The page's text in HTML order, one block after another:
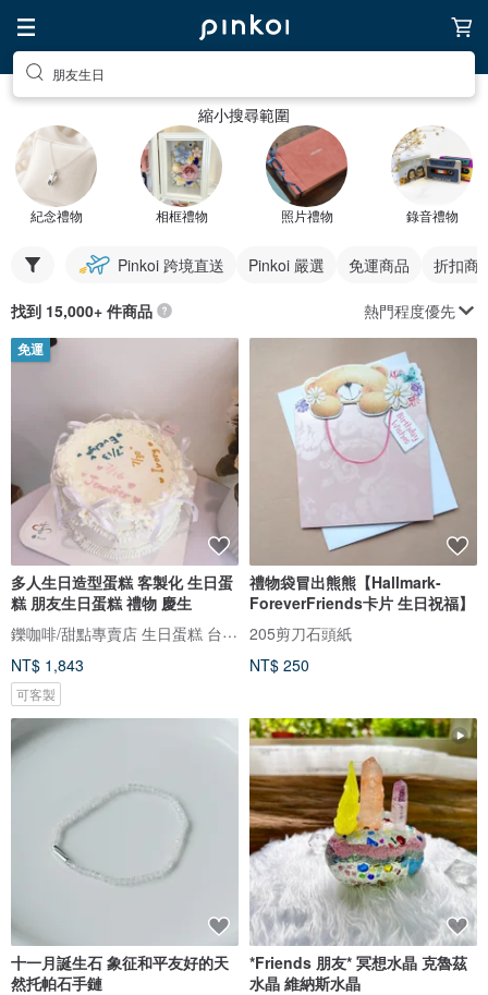
朋友生日
縮小搜尋範圍
紀念禮物 相框禮物 照片禮物 錄音禮物
Pinkoi 跨境直送 Pinkoi 嚴選 免運商品 折扣商
找到 15,000+ 件商品 熱門程度優先
免運
多人生日造型蛋糕 客製化 生日蛋
糕 朋友生日蛋糕 禮物 慶生
鑠咖啡/甜點專賣店 生日蛋糕 台北 中山/松山 咖啡課程教學 客製化蛋糕
NT$ 1,843
可客製
禮物袋冒出熊熊【Hallmark-
ForeverFriends卡片 生日祝福】
205剪刀石頭紙
NT$ 250
十一月誕生石 象征和平友好的天
然托帕石手鏈
*Friends 朋友* 冥想水晶 克魯茲
水晶 維納斯水晶